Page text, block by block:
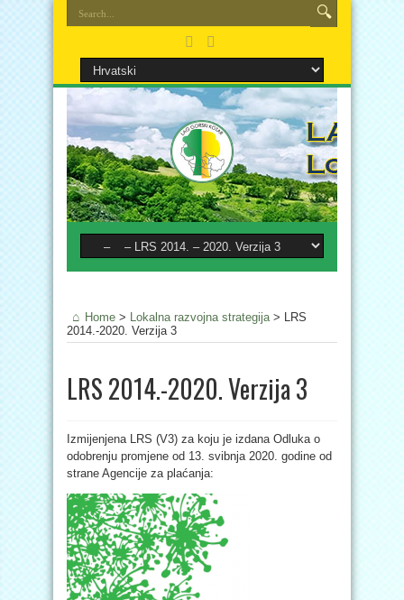
Home > Lokalna razvojna strategija> LRS
2014.-2020. Verzija 3
LRS 2014.-2020. Verzija 3
Izmijenjena LRS (V3) za koju je izdana Odluka o
odobrenju promjene od 13. svibnja 2020. godine od
strane Agencije za plaćanja: